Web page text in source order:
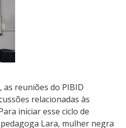
as reuniões do PIBID
relacionadas às
iniciar esse ciclo de
Lara, mulher negra